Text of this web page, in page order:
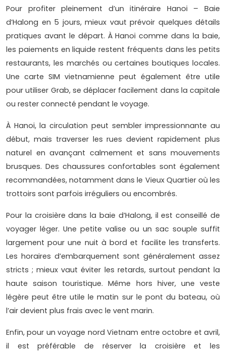
Pour profiter pleinement d’un itinéraire Hanoi – Baie
d’Halong en 5 jours, mieux vaut prévoir quelques détails
pratiques avant le départ. À Hanoi comme dans la baie,
les paiements en liquide restent fréquents dans les petits
restaurants, les marchés ou certaines boutiques locales.
Une carte SIM vietnamienne peut également être utile
pour utiliser Grab, se déplacer facilement dans la capitale
ou rester connecté pendant le voyage.
À Hanoi, la circulation peut sembler impressionnante au
début, mais traverser les rues devient rapidement plus
naturel en avançant calmement et sans mouvements
brusques. Des chaussures confortables sont également
recommandées, notamment dans le Vieux Quartier où les
trottoirs sont parfois irréguliers ou encombrés.
Pour la croisière dans la baie d’Halong, il est conseillé de
voyager léger. Une petite valise ou un sac souple suffit
largement pour une nuit à bord et facilite les transferts.
Les horaires d’embarquement sont généralement assez
stricts ; mieux vaut éviter les retards, surtout pendant la
haute saison touristique. Même hors hiver, une veste
légère peut être utile le matin sur le pont du bateau, où
l’air devient plus frais avec le vent marin.
Enfin, pour un voyage nord Vietnam entre octobre et avril,
il est préférable de réserver la croisière et les